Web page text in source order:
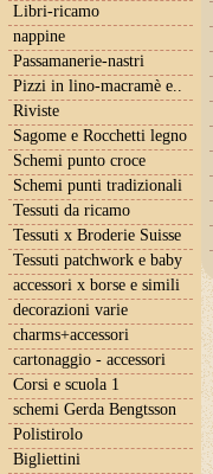
Libri-ricamo
nappine
Passamanerie-nastri
Pizzi in lino-macramè e..
Riviste
Sagome e Rocchetti legno
Schemi punto croce
Schemi punti tradizionali
Tessuti da ricamo
Tessuti x Broderie Suisse
Tessuti patchwork e baby
accessori x borse e simili
decorazioni varie
charms+accessori
cartonaggio - accessori
Corsi e scuola 1
schemi Gerda Bengtsson
Polistirolo
Bigliettini